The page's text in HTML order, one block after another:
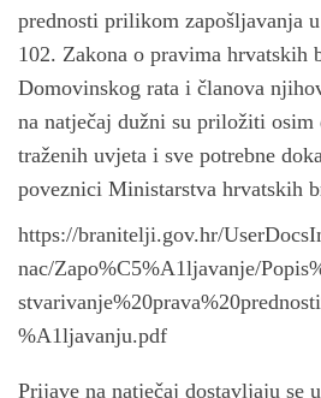
prednosti prilikom zapošljavanja
102. Zakona o pravima hrvatskih
Domovinskog rata i članova
na natječaj dužni su priložiti osim
traženih uvjeta i sve potrebne
poveznici Ministarstva hrvatskih
https://branitelji.gov.hr/
nac/Zapo%C5%A1ljavanje/
%A1ljavanju.pdf
Prijave na natječaj dostavljaju se